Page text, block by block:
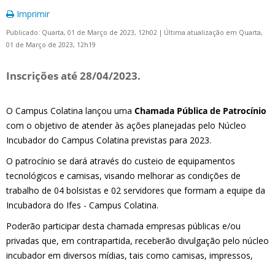
Imprimir
Publicado: Quarta, 01 de Março de 2023, 12h02 | Última atualização em Quarta,
01 de Março de 2023, 12h19
Inscrições até 28/04/2023.
O Campus Colatina lançou uma Chamada Pública de Patrocínio
com o objetivo de atender às ações planejadas pelo Núcleo
Incubador do Campus Colatina previstas para 2023.
O patrocínio se dará através do custeio de equipamentos
tecnológicos e camisas, visando melhorar as condições de
trabalho de 04 bolsistas e 02 servidores que formam a equipe da
Incubadora do Ifes - Campus Colatina.
Poderão participar desta chamada empresas públicas e/ou
privadas que, em contrapartida, receberão divulgação pelo núcleo
incubador em diversos mídias, tais como camisas, impressos,